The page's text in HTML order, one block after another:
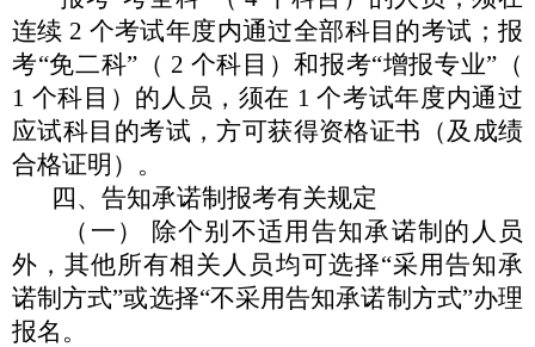
连续 2 个考试年度内通过全部科目的考试；报
考“免二科” （ 2 个科目）和报考“增报专业” （
1 个科目）的人员，须在 1 个考试年度内通过
应试科目的考试，方可获得资格证书（及成绩
合格证明）。
四、告知承诺制报考有关规定
（一）
除个别不适用告知承诺制的人员
外，其他所有相关人 员均可选择“采用告知承
诺制方式”或选择“不采用告知承诺制 方式”办理
报名。